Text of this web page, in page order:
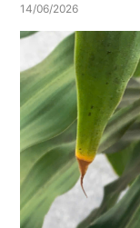
14/06/2026